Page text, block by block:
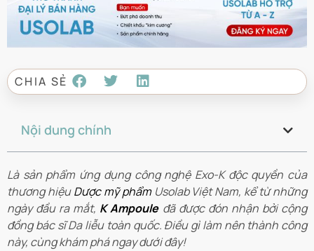
CHIA SẺ
Nội dung chính
Là sản phẩm ứng dụng công nghệ Exo-K độc quyền của
thương hiệuDược mỹ phẩmUsolab Việt Nam, kể từ những
ngày đầu ra mắt, K Ampouleđã được đón nhận bởi cộng
đồng bác sĩ Da liễu toàn quốc. Điều gì làm nên thành công
này, cùng khám phá ngay dưới đây!